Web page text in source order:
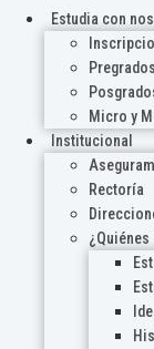
Estudia con
Pregrados
Micro y
Institucional
Rectoría